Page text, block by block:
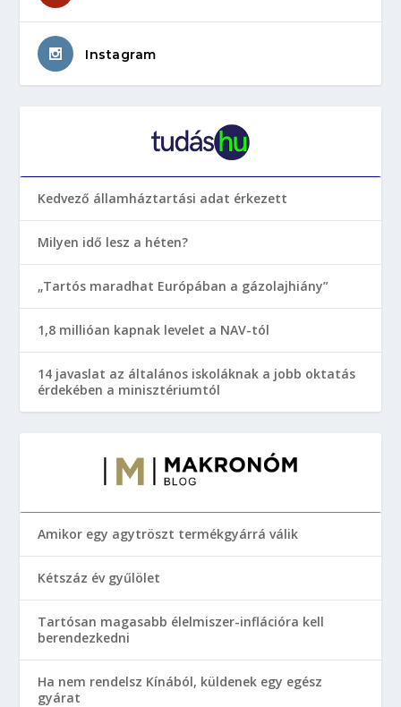
Instagram
Kedvező államháztartási adat érkezett
Milyen idő lesz a héten?
„Tartós maradhat Európában a gázolajhiány”
1,8 millióan kapnak levelet a NAV-tól
14 javaslat az általános iskoláknak a jobb oktatás
érdekében a minisztériumtól
Amikor egy agytröszt termékgyárrá válik
Kétszáz év gyűlölet
Tartósan magasabb élelmiszer-inflációra kell
berendezkedni
Ha nem rendelsz Kínából, küldenek egy egész
gyárat